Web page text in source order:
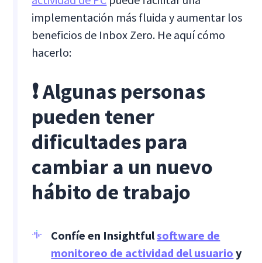
implementación más fluida y aumentar los
beneficios de Inbox Zero. He aquí cómo
hacerlo:
❗ Algunas personas
pueden tener
dificultades para
cambiar a un nuevo
hábito de trabajo
Confíe en Insightfulsoftware de
monitoreo de actividad del usuario y